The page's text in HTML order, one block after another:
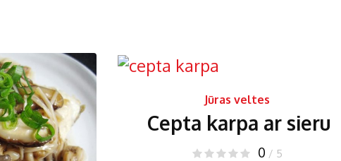
Jūras veltes
Cepta karpa ar sieru
0 / 5